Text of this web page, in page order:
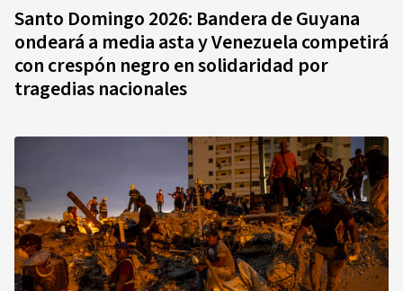
Santo Domingo 2026: Bandera de Guyana
ondeará a media asta y Venezuela competirá
con crespón negro en solidaridad por
tragedias nacionales